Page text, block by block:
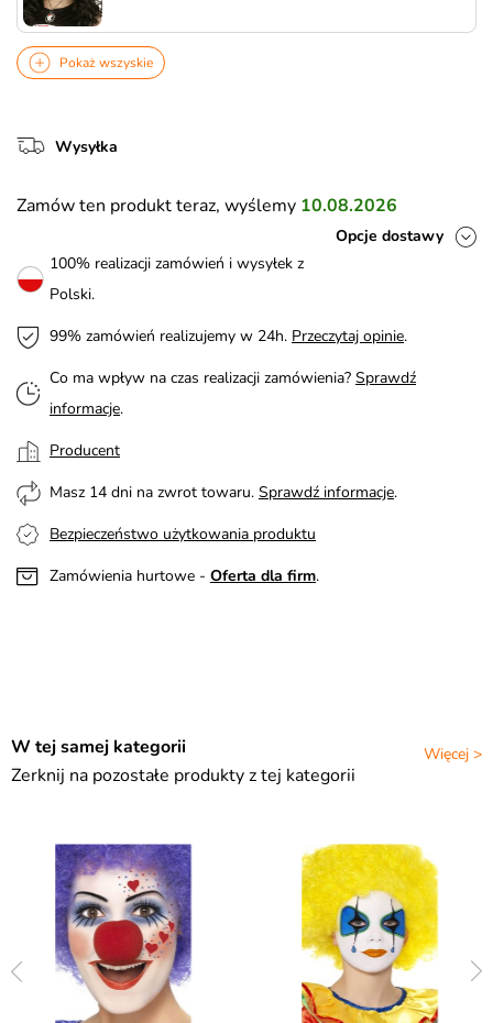
Pokaż wszyskie
Wysyłka
Zamów ten produkt teraz, wyślemy 10.08.2026
Opcje dostawy
100% realizacji zamówień i wysyłek z
Polski.
99% zamówień realizujemy w 24h. Przeczytaj opinie.
Co ma wpływ na czas realizacji zamówienia? Sprawdź
informacje.
Producent
Masz 14 dni na zwrot towaru. Sprawdź informacje.
Bezpieczeństwo użytkowania produktu
Zamówienia hurtowe - Oferta dla firm.
Więcej >
W tej samej kategorii
Zerknij na pozostałe produkty z tej kategorii